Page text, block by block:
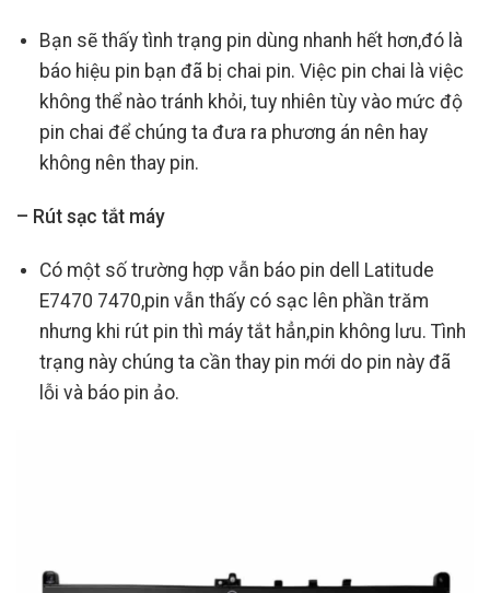
Bạn sẽ thấy tình trạng pin dùng nhanh hết hơn,đó là
báo hiệu pin bạn đã bị chai pin. Việc pin chai là việc
không thể nào tránh khỏi, tuy nhiên tùy vào mức độ
pin chai để chúng ta đưa ra phương án nên hay
không nên thay pin.
– Rút sạc tắt máy
Có một số trường hợp vẫn báo pin dell Latitude
E7470 7470,pin vẫn thấy có sạc lên phần trăm
nhưng khi rút pin thì máy tắt hẳn,pin không lưu. Tình
trạng này chúng ta cần thay pin mới do pin này đã
lỗi và báo pin ảo.